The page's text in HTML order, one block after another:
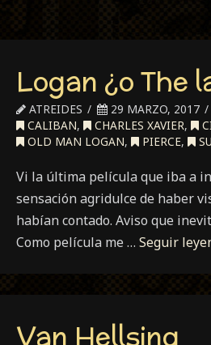
Logan ¿o The
ATREIDES
29 MARZO, 2017
CALIBAN, CHARLES XAVIER,
OLD MAN LOGAN, PIERCE,
Vi la última película que iba a
sensación agridulce de haber
habían contado. Aviso que
Como película me … Seguir
Van Hellsing